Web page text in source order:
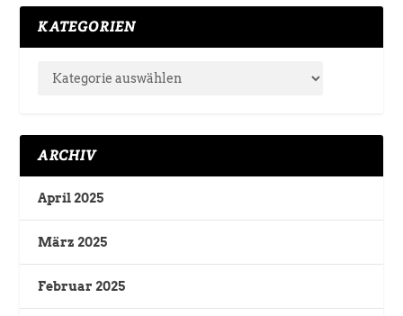
KATEGORIEN
ARCHIV
April 2025
März 2025
Februar 2025